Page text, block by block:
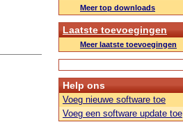
Meer top downloads
Laatste toevoegingen
Meer laatste toevoegingen
Help ons
Voeg nieuwe software toe
Voeg een software update toe